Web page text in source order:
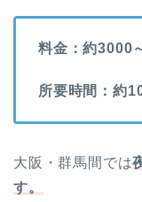
料金：約3000
所要時間：約
大阪・群馬間では
す。